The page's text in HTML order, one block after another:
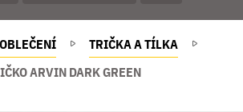
OBLEČENÍ
TRIČKA A TÍLKA
ARVIN DARK GREEN